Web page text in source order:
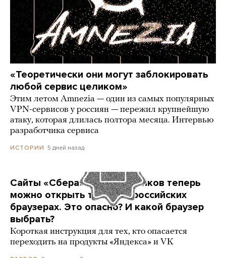
«Теоретически они могут заблокировать
любой сервис целиком»
Этим летом Amnezia — один из самых популярных
VPN-сервисов у россиян — пережил крупнейшую
атаку, которая длилась полтора месяца. Интервью
разработчика сервиса
ИСТОРИИ 5 дней назад
Сайты «Сбера» и других банков теперь
можно открыть только в российских
браузерах. Это опасно? И какой браузер
выбрать?
Короткая инструкция для тех, кто опасается
переходить на продукты «Яндекса» и VK